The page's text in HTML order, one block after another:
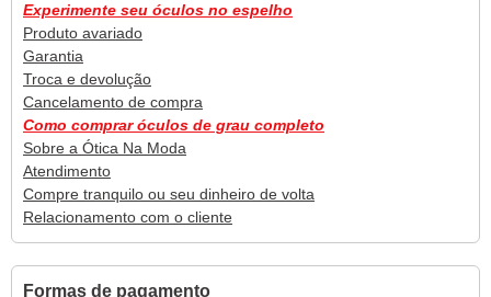
Experimente seu óculos no espelho
Produto avariado
Garantia
Troca e devolução
Cancelamento de compra
Como comprar óculos de grau completo
Sobre a Ótica Na Moda
Atendimento
Compre tranquilo ou seu dinheiro de volta
Relacionamento com o cliente
Formas de pagamento